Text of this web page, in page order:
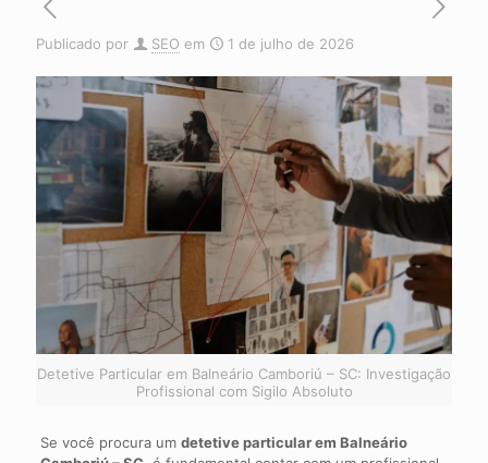
Publicado por SEO em 1 de julho de 2026
Detetive Particular em Balneário Camboriú – SC: Investigação
Profissional com Sigilo Absoluto
Se você procura um detetive particular em Balneário